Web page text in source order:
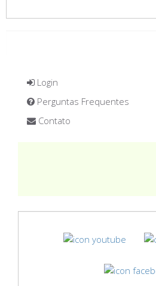
Login
Perguntas Frequentes
Contato